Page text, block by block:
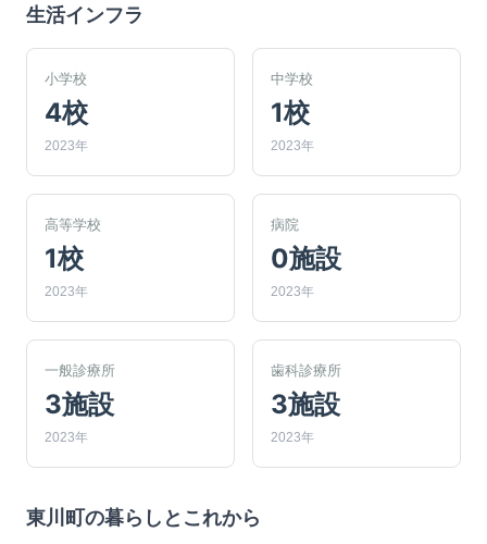
生活インフラ
小学校
4校
2023年
中学校
1校
2023年
高等学校
1校
2023年
病院
0施設
2023年
一般診療所
3施設
2023年
歯科診療所
3施設
2023年
東川町 の暮らしとこれから